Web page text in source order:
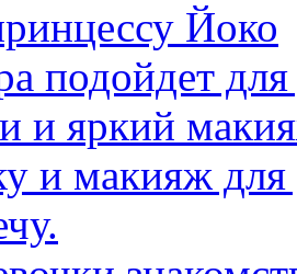
Йоко